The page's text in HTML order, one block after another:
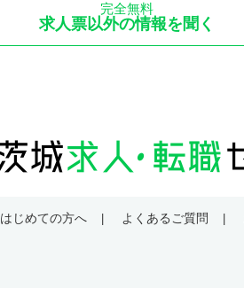
完全無料
求人票以外の情報を聞く
はじめての方へ よくあるご質問